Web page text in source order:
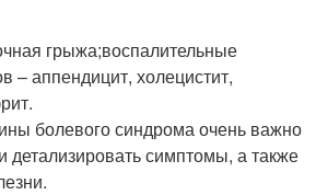
грыжа;воспалительные
– аппендицит, холецистит,
болевого синдрома очень важно
детализировать симптомы, а также